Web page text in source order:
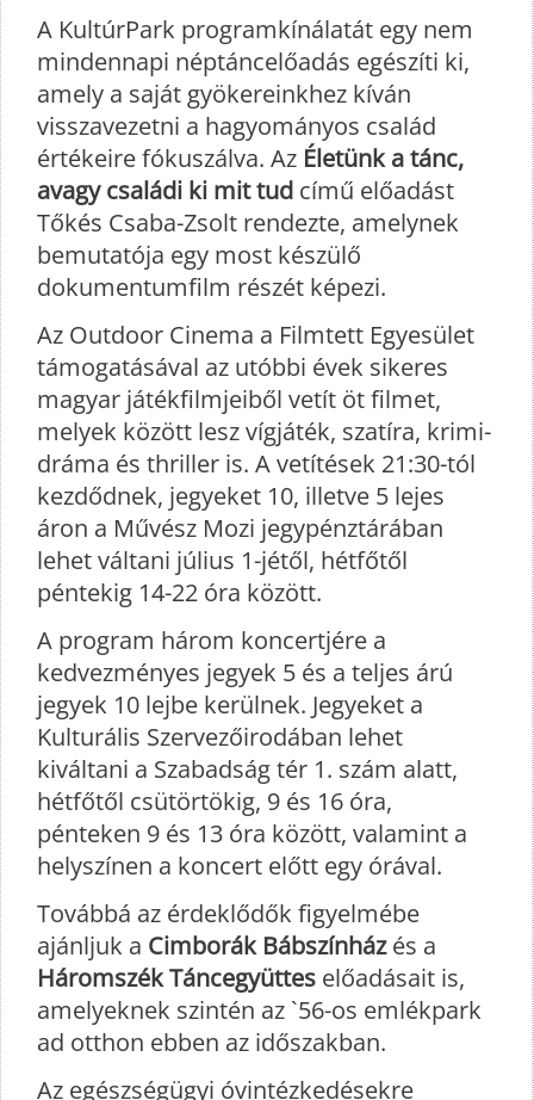
A KultúrPark programkínálatát egy nem
mindennapi néptáncelőadás egészíti ki,
amely a saját gyökereinkhez kíván
visszavezetni a hagyományos család
értékeire fókuszálva. Az Életünk a tánc,
avagy családi ki mit tud című előadást
Tőkés Csaba-Zsolt rendezte, amelynek
bemutatója egy most készülő
dokumentumfilm részét képezi.
Az Outdoor Cinema a Filmtett Egyesület
támogatásával az utóbbi évek sikeres
magyar játékfilmjeiből vetít öt filmet,
melyek között lesz vígjáték, szatíra, krimi-
dráma és thriller is. A vetítések 21:30-tól
kezdődnek, jegyeket 10, illetve 5 lejes
áron a Művész Mozi jegypénztárában
lehet váltani július 1-jétől, hétfőtől
péntekig 14-22 óra között.
A program három koncertjére a
kedvezményes jegyek 5 és a teljes árú
jegyek 10 lejbe kerülnek. Jegyeket a
Kulturális Szervezőirodában lehet
kiváltani a Szabadság tér 1. szám alatt,
hétfőtől csütörtökig, 9 és 16 óra,
pénteken 9 és 13 óra között, valamint a
helyszínen a koncert előtt egy órával.
Továbbá az érdeklődők figyelmébe
ajánljuk a Cimborák Bábszínházés a
Háromszék Táncegyüttes előadásait is,
amelyeknek szintén az `56-os emlékpark
ad otthon ebben az időszakban.
Az egészségügyi óvintézkedésekre